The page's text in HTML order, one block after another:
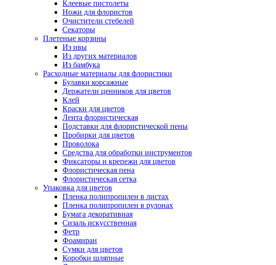
Клеевые пистолеты
Ножи для флористов
Очистители стебелей
Секаторы
Плетеные корзины
Из ивы
Из других материалов
Из бамбука
Расходные материалы для флористики
Булавки корсажные
Держатели ценников для цветов
Клей
Краски для цветов
Лента флористическая
Подставки для флористической пены
Пробирки для цветов
Проволока
Средства для обработки инструментов
Фиксаторы и крепежи для цветов
Флористическая пена
Флористическая сетка
Упаковка для цветов
Пленка полипропилен в листах
Пленка полипропилен в рулонах
Бумага декоративная
Сизаль искусственная
Фетр
Фоамиран
Сумки для цветов
Коробки шляпные